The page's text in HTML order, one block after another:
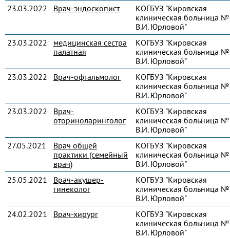
23.03.2022 Врач-эндоскопист
КОГБУЗ "Кировская
клиническая больница
В.И. Юрловой"
23.03.2022
медицинская сестра
палатная
КОГБУЗ "Кировская
клиническая больница
В.И. Юрловой"
23.03.2022
Врач-офтальмолог
КОГБУЗ "Кировская
клиническая больница
В.И. Юрловой"
23.03.2022
Врач-
оториноларинголог
КОГБУЗ "Кировская
клиническая больница
В.И. Юрловой"
27.05.2021
Врач общей
практики (семейный
врач)
КОГБУЗ "Кировская
клиническая больница
В.И. Юрловой"
25.05.2021
Врач-акушер-
гинеколог
КОГБУЗ "Кировская
клиническая больница
В.И. Юрловой"
24.02.2021
Врач-хирург
КОГБУЗ "Кировская
клиническая больница
В.И. Юрловой"